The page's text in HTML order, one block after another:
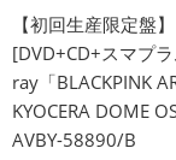
【初回生産限定盤】
[DVD+CD+スマプ
ray「BLACKPINK
KYOCERA DOME
AVBY-58890/B